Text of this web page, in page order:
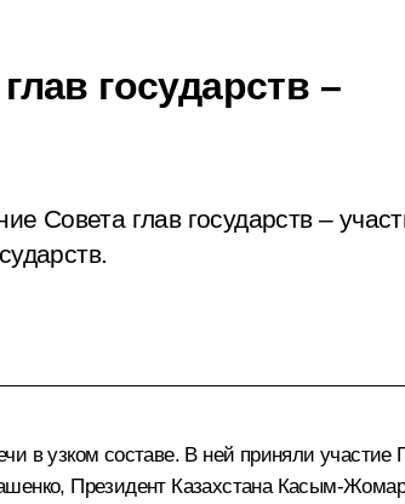
государств –
Совета глав государств –
в узком составе. В ней приняли
, Президент Казахстана Касым-